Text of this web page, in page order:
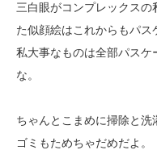
三白眼がコンプレックス
た似顔絵はこれからもパス
私大事なものは全部パス
な。
ちゃんとこまめに掃除と洗
ゴミもためちゃだめだよ。